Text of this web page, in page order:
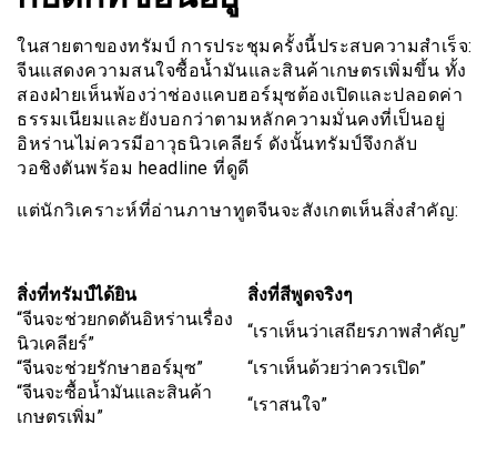
ในสายตาของทรัมป์ การประชุมครั้งนี้ประสบความสำเร็จ:
จีนแสดงความสนใจซื้อน้ำมันและสินค้าเกษตรเพิ่มขึ้น ทั้ง
สองฝ่ายเห็นพ้องว่าช่องแคบฮอร์มุซต้องเปิดและปลอดค่า
ธรรมเนียมและยังบอกว่าตามหลักความมั่นคงที่เป็นอยู่
อิหร่านไม่ควรมีอาวุธนิวเคลียร์ ดังนั้นทรัมป์จึงกลับ
วอชิงตันพร้อม headline ที่ดูดี
แต่นักวิเคราะห์ที่อ่านภาษาทูตจีนจะสังเกตเห็นสิ่งสำคัญ:
สิ่งที่ทรัมป์ได้ยิน
สิ่งที่สีพูดจริงๆ
“จีนจะช่วยกดดันอิหร่านเรื่อง
นิวเคลียร์”
“เราเห็นว่าเสถียรภาพสำคัญ”
“จีนจะช่วยรักษาฮอร์มุซ”
“เราเห็นด้วยว่าควรเปิด”
“จีนจะซื้อน้ำมันและสินค้า
เกษตรเพิ่ม”
“เราสนใจ”